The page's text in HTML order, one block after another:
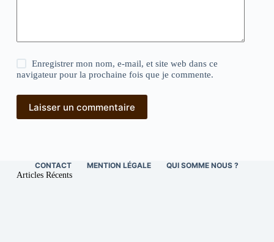
Enregistrer mon nom, e-mail, et site web dans ce
navigateur pour la prochaine fois que je commente.
Laisser un commentaire
CONTACT MENTION LÉGALE QUI SOMME NOUS ?
Articles Récents